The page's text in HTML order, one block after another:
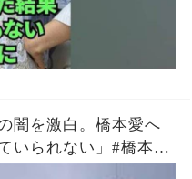
闇を激白。橋本愛へ
いられない」#橋本愛